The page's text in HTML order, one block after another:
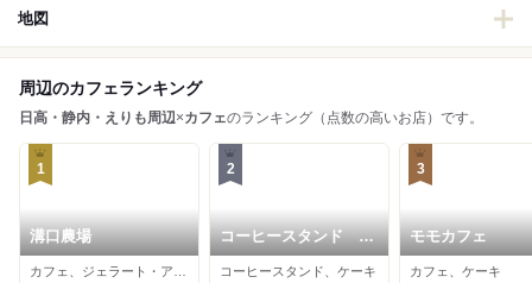
地図
周辺のカフェランキング
日高・静内・えりも周辺×カフェのランキング（点数の高いお店）です。
1
溝口農場
2
コーヒースタンド シ
エスタ
コーヒースタンド、ケーキ
3
モモカフェ
カフェ、ケーキ